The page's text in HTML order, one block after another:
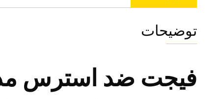
توضیحات
فیجت ضد استرس